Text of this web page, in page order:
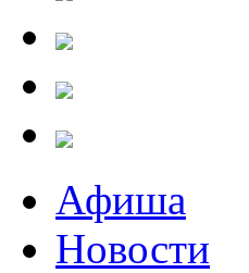
Афиша
Новости